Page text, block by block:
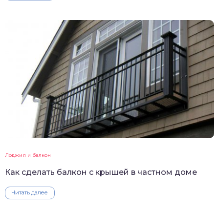
Лоджия и балкон
Как сделать балкон с крышей в частном доме
Читать далее